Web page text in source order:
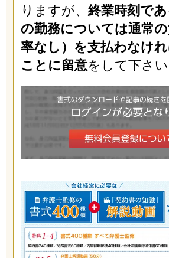
りますが、 終業時刻で
の勤務については通常
率なし）を支払わなけ
ことに留意をして下さい